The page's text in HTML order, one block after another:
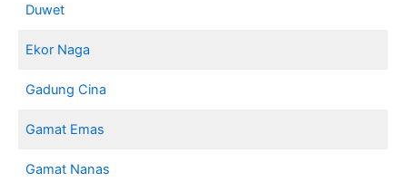
Duwet
Ekor Naga
Gadung Cina
Gamat Emas
Gamat Nanas